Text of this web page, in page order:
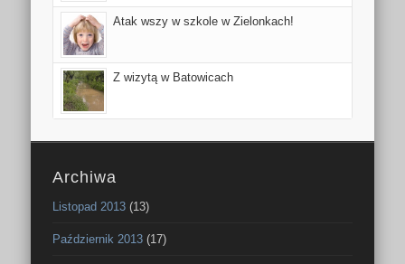
Atak wszy w szkole w Zielonkach!
Z wizytą w Batowicach
Archiwa
Listopad 2013 (13)
Październik 2013 (17)